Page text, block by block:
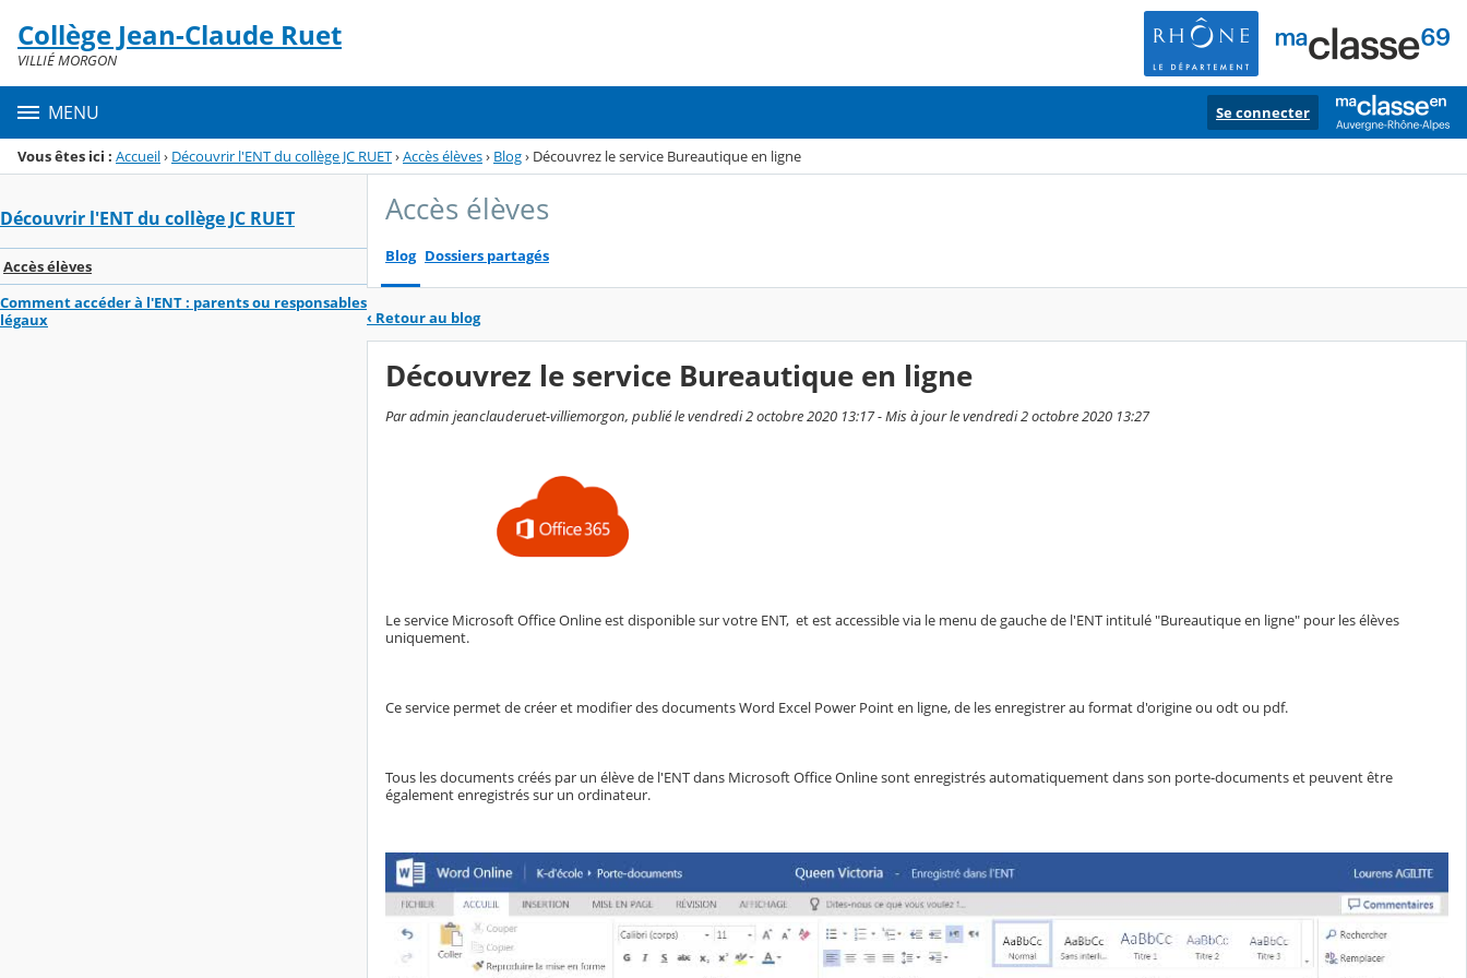
Menu de la rubrique
Contenu
Collège Jean-Claude Ruet
VILLIÉ MORGON
MENU Se connecter
Vous êtes ici : Accueil› Découvrir l'ENT du collège JC RUET›Accès élèves› Blog› Découvrez le service Bureautique en ligne
Découvrir l'ENT du collège JC RUET
Accès élèves
Comment accéder à l'ENT : parents ou responsables
légaux
Accès élèves
Blog Dossiers partagés
‹ Retour au blog
Découvrez le service Bureautique en ligne
Par admin jeanclauderuet-villiemorgon, publié le vendredi 2 octobre 2020 13:17 - Mis à jour le vendredi 2 octobre 2020 13:27
Le service Microsoft Office Online est disponible sur votre ENT, et est accessible via le menu de gauche de l'ENT intitulé "Bureautique en ligne" pour les élèves
uniquement.
Ce service permet de créer et modifier des documents Word Excel Power Point en ligne, de les enregistrer au format d'origine ou odt ou pdf.
Tous les documents créés par un élève de l'ENT dans Microsoft Office Online sont enregistrés automatiquement dans son porte-documents et peuvent être
également enregistrés sur un ordinateur.